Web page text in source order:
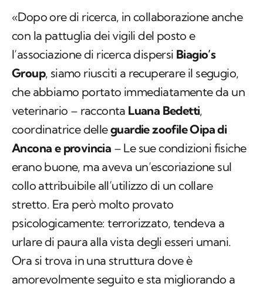
«Dopo ore di ricerca, in collaborazione anche
con la pattuglia dei vigili del posto e
l’associazione di ricerca dispersi Biagio’s
Group, siamo riusciti a recuperare il segugio,
che abbiamo portato immediatamente da un
veterinario – racconta Luana Bedetti,
coordinatrice delleguardie zoofile Oipa di
Ancona e provincia – Le sue condizioni fisiche
erano buone, ma aveva un’escoriazione sul
collo attribuibile all’utilizzo di un collare
stretto. Era però molto provato
psicologicamente: terrorizzato, tendeva a
urlare di paura alla vista degli esseri umani.
Ora si trova in una struttura dove è
amorevolmente seguito e sta migliorando a